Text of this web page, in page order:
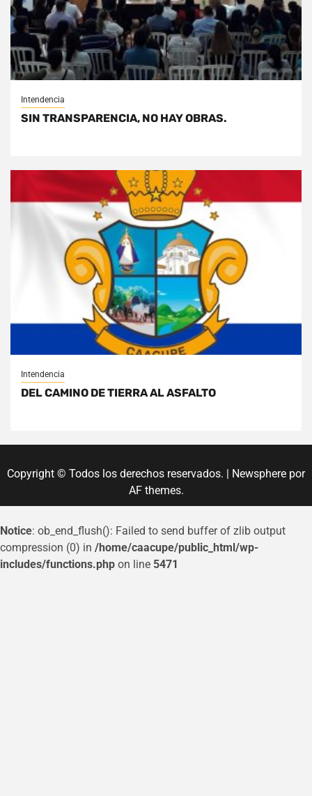
Intendencia
SIN TRANSPARENCIA, NO HAY OBRAS.
Intendencia
DEL CAMINO DE TIERRA AL ASFALTO
Copyright © Todos los derechos reservados. | Newsphere por
AF themes.
Notice: ob_end_flush(): Failed to send buffer of zlib output
compression (0) in /home/caacupe/public_html/wp-
includes/functions.php on line 5471